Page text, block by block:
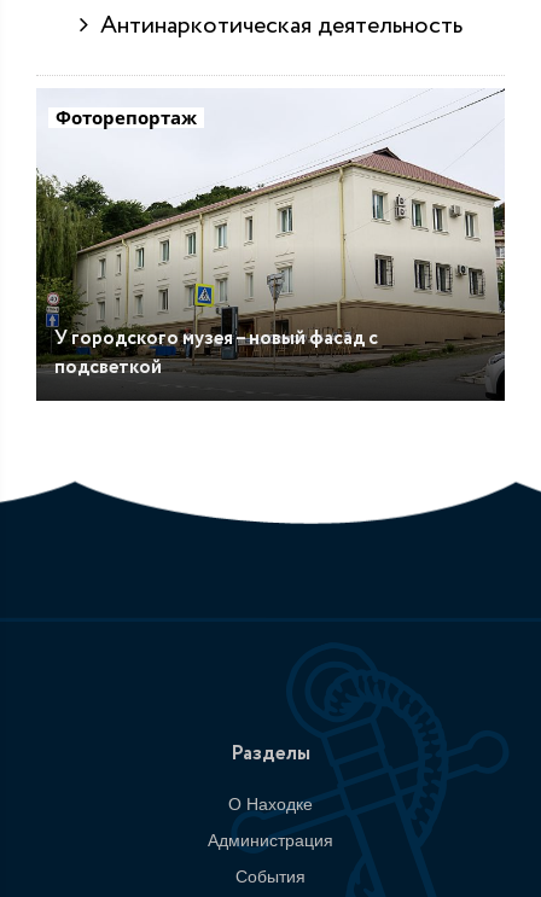
Антинаркотическая деятельность
Фоторепортаж
У городского музея – новый фасад с
подсветкой
Разделы
О Находке
Администрация
События